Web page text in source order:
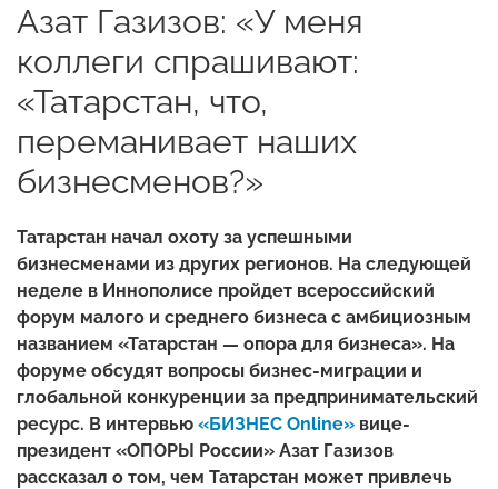
Азат Газизов: «У меня
коллеги спрашивают:
«Татарстан, что,
переманивает наших
бизнесменов?»
Татарстан начал охоту за успешными
бизнесменами из других регионов. На следующей
неделе в Иннополисе пройдет всероссийский
форум малого и среднего бизнеса с амбициозным
названием «Татарстан — опора для бизнеса». На
форуме обсудят вопросы бизнес-миграции и
глобальной конкуренции за предпринимательский
ресурс. В интервью «БИЗНЕС Online» вице-
президент «ОПОРЫ России» Азат Газизов
рассказал о том, чем Татарстан может привлечь